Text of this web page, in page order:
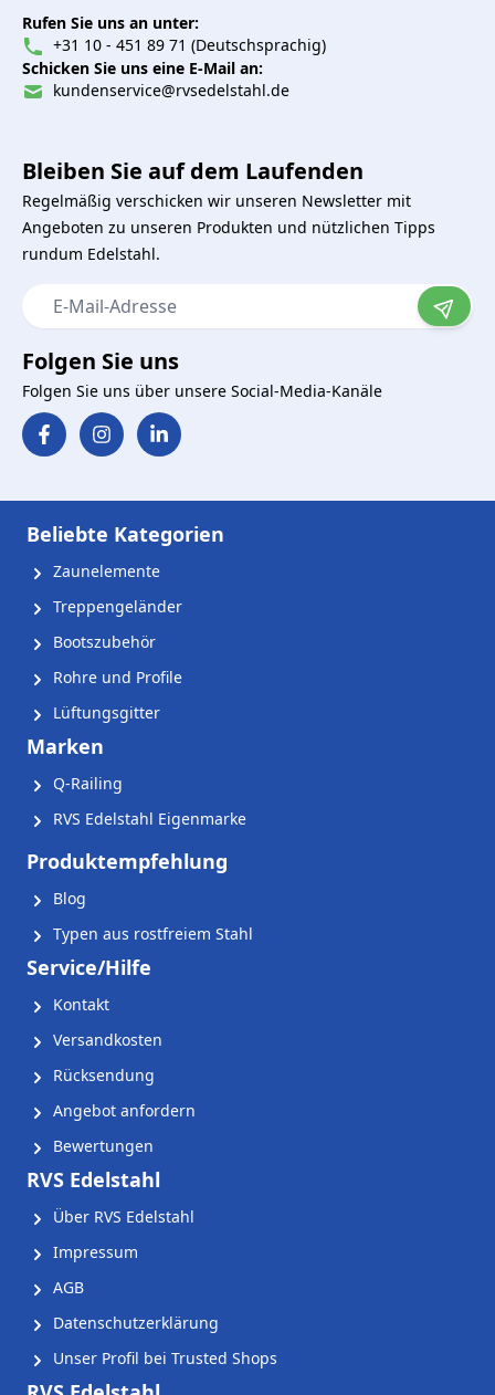
Rufen Sie uns an unter:
+31 10 - 451 89 71 (Deutschsprachig)
Schicken Sie uns eine E-Mail an:
kundenservice@rvsedelstahl.de
Bleiben Sie auf dem Laufenden
Regelmäßig verschicken wir unseren Newsletter mit
Angeboten zu unseren Produkten und nützlichen Tipps
rundum Edelstahl.
E-Mail-Adresse
Folgen Sie uns
Folgen Sie uns über unsere Social-Media-Kanäle
Beliebte Kategorien
Zaunelemente
Treppengeländer
Bootszubehör
Rohre und Profile
Lüftungsgitter
Marken
Q-Railing
RVS Edelstahl Eigenmarke
Produktempfehlung
Blog
Typen aus rostfreiem Stahl
Service/Hilfe
Kontakt
Versandkosten
Rücksendung
Angebot anfordern
Bewertungen
RVS Edelstahl
Über RVS Edelstahl
Impressum
AGB
Datenschutzerklärung
Unser Profil bei Trusted Shops